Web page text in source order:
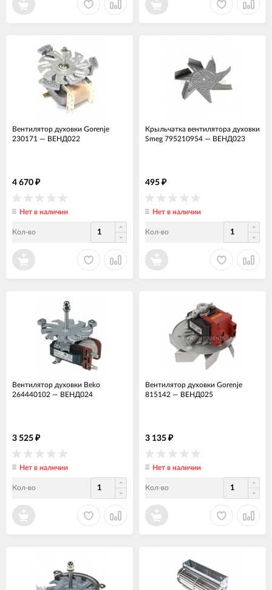
Вентилятор духовки Gorenje
230171 — ВЕНД022
4 670 ₽
Нет в наличии
Кол-во
Крыльчатка вентилятора духовки
Smeg 795210954 — ВЕНД023
495 ₽
Нет в наличии
Кол-во
Вентилятор духовки Beko
264440102 — ВЕНД024
3 525 ₽
Нет в наличии
Кол-во
Вентилятор духовки Gorenje
815142 — ВЕНД025
3 135 ₽
Нет в наличии
Кол-во